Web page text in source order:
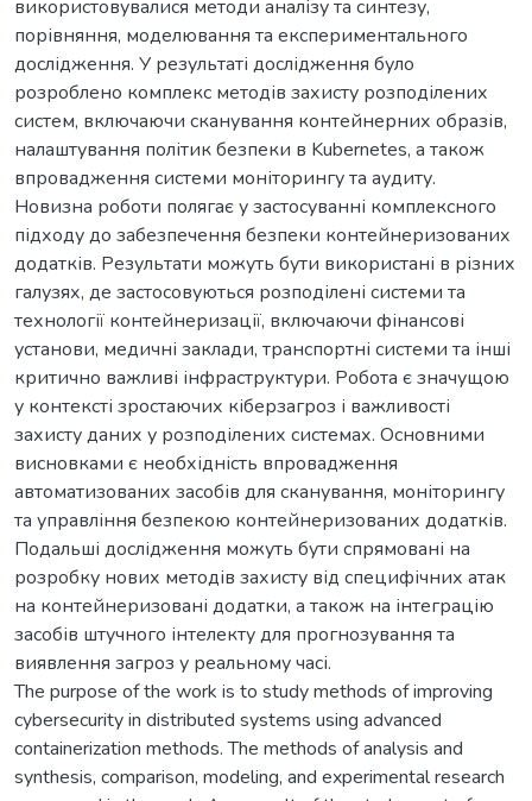
використовувалися методи аналізу та синтезу,
порівняння, моделювання та експериментального
дослідження. У результаті дослідження було
розроблено комплекс методів захисту розподілених
систем, включаючи сканування контейнерних образів,
налаштування політик безпеки в Kubernetes, а також
впровадження системи моніторингу та аудиту.
Новизна роботи полягає у застосуванні комплексного
підходу до забезпечення безпеки контейнеризованих
додатків. Результати можуть бути використані в різних
галузях, де застосовуються розподілені системи та
технології контейнеризації, включаючи фінансові
установи, медичні заклади, транспортні системи та інші
критично важливі інфраструктури. Робота є значущою
у контексті зростаючих кіберзагроз і важливості
захисту даних у розподілених системах. Основними
висновками є необхідність впровадження
автоматизованих засобів для сканування, моніторингу
та управління безпекою контейнеризованих додатків.
Подальші дослідження можуть бути спрямовані на
розробку нових методів захисту від специфічних атак
на контейнеризовані додатки, а також на інтеграцію
засобів штучного інтелекту для прогнозування та
виявлення загроз у реальному часі.
The purpose of the work is to study methods of improving
cybersecurity in distributed systems using advanced
containerization methods. The methods of analysis and
synthesis, comparison, modeling, and experimental research